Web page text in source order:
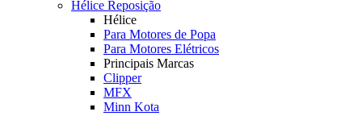
Hélice Reposição
Hélice
Para Motores de Popa
Para Motores Elétricos
Principais Marcas
Clipper
MFX
Minn Kota